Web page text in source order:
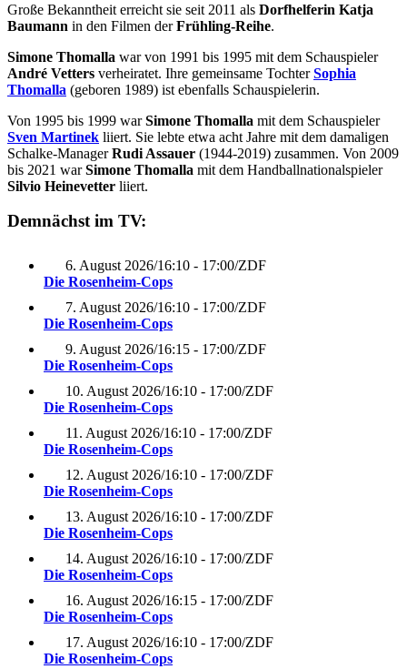
Große Bekanntheit erreicht sie seit 2011 als Dorfhelferin Katja
Baumann in den Filmen derFrühling-Reihe.
Simone Thomalla war von 1991 bis 1995 mit dem Schauspieler
André Vetters verheiratet. Ihre gemeinsame TochterSophia
Thomalla (geboren 1989) ist ebenfalls Schauspielerin.
Von 1995 bis 1999 warSimone Thomalla mit dem Schauspieler
Sven Martinek liiert. Sie lebte etwa acht Jahre mit dem damaligen
Schalke-ManagerRudi Assauer (1944-2019) zusammen. Von 2009
bis 2021 warSimone Thomalla mit dem Handballnationalspieler
Silvio Heinevetter liiert.
Demnächst im TV:
6. August 2026/16:10 - 17:00/ZDF
Die Rosenheim-Cops
7. August 2026/16:10 - 17:00/ZDF
Die Rosenheim-Cops
9. August 2026/16:15 - 17:00/ZDF
Die Rosenheim-Cops
10. August 2026/16:10 - 17:00/ZDF
Die Rosenheim-Cops
11. August 2026/16:10 - 17:00/ZDF
Die Rosenheim-Cops
12. August 2026/16:10 - 17:00/ZDF
Die Rosenheim-Cops
13. August 2026/16:10 - 17:00/ZDF
Die Rosenheim-Cops
14. August 2026/16:10 - 17:00/ZDF
Die Rosenheim-Cops
16. August 2026/16:15 - 17:00/ZDF
Die Rosenheim-Cops
17. August 2026/16:10 - 17:00/ZDF
Die Rosenheim-Cops